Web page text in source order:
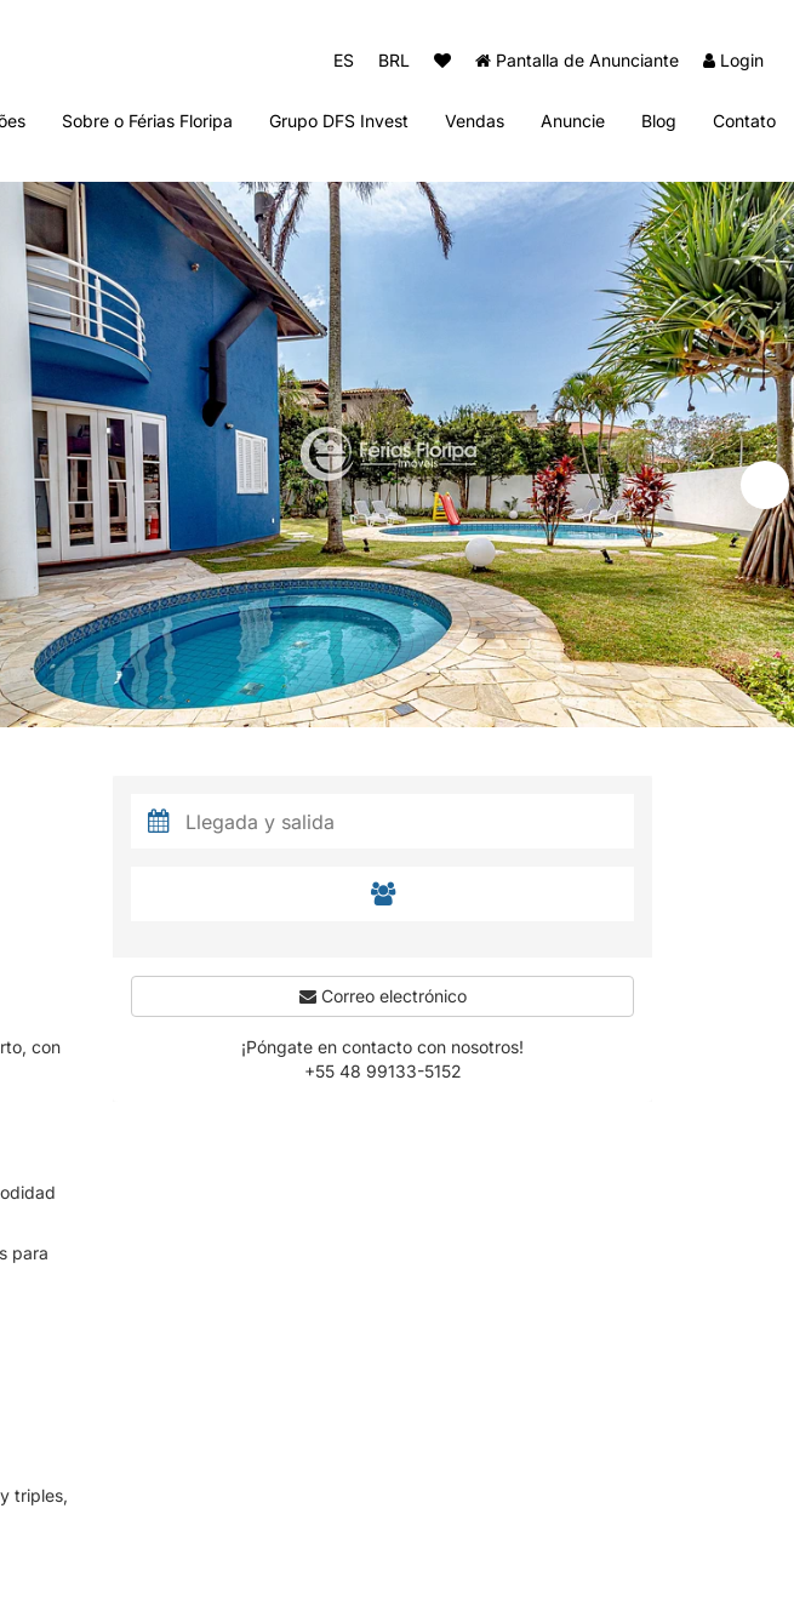
ES BRL Pantalla de Anunciante Login
Sobre o Férias Floripa Grupo DFS Invest Vendas
Thai Beach Home Spa
Sun Club Beach Residence
Anuncie Blog Contato
con
para
triples,
Correo electrónico
¡Póngate en contacto con nosotros!
+55 48 99133-5152